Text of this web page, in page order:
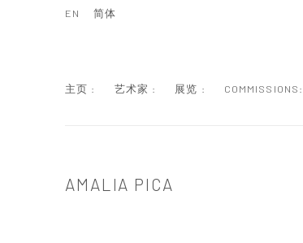
主页 : 艺术家 : 展览 : COMMISSIONS:
EN 简体
AMALIA PICA